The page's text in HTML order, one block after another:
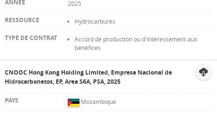
2025
Hydrocarbures
Accord de production ou d'intéressement aux
bénéfices
CNOOC Hong Kong Holding Limited, Empresa Nacional de
Hidrocarbonetos, EP, Area S6A, PSA, 2025
Mozambique